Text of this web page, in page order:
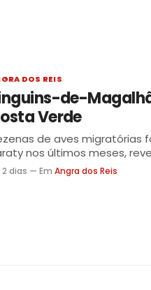
DOS REIS
de-
Verde
de aves migratórias
nos últimos meses,
da ação humana
2 dias — Em Angra dos Reis